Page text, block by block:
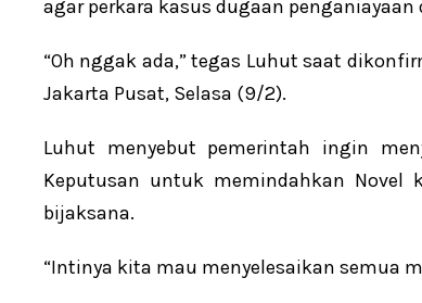
agar perkara kasus dugaan
“Oh nggak ada,” tegas Luhut saat
Jakarta Pusat, Selasa (9/2).
Luhut menyebut pemerintah ingin
Keputusan untuk memindahkan Novel
bijaksana.
“Intinya kita mau menyelesaikan semua